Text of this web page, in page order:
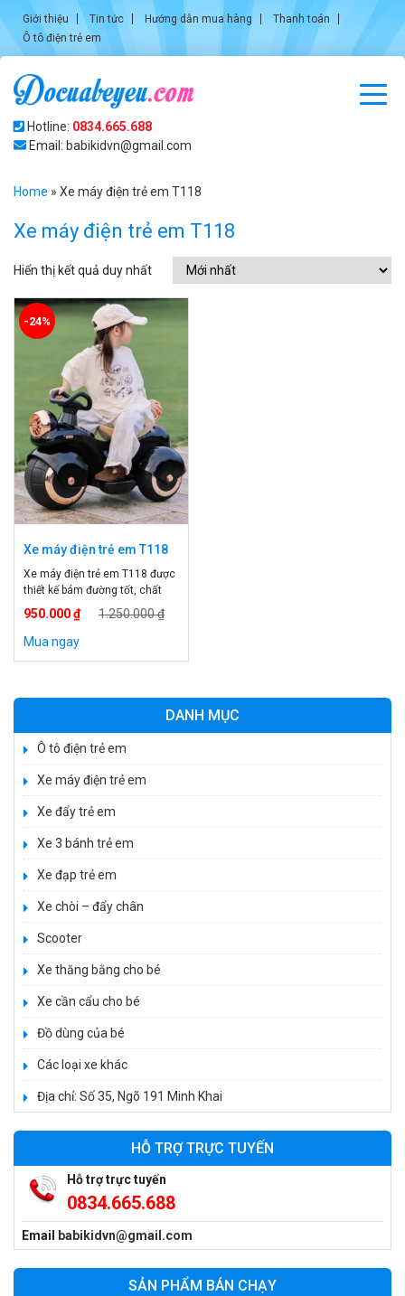
Giới thiệu Tin tức Hướng dẫn mua hàng
Thanh toán
Ô tô điện trẻ em
Hotline: 0834.665.688
Email: babikidvn@gmail.com
Home » Xe máy điện trẻ em T118
Xe máy điện trẻ em T118
Hiển thị kết quả duy nhất
Xe máy điện trẻ em T118
Xe máy điện trẻ em T118 được
thiết kế bám đường tốt, chất
nhựa an toàn cho bé, xe 3 bánh
cho bé tha hồ chải nghiệm mà
không sợ. Xe mô tô điện trẻ em
950.000 ₫
1.250.000 ₫
Mua ngay
-24%
DANH MỤC
Ô tô điện trẻ em
Xe máy điện trẻ em
Xe đẩy trẻ em
Xe 3 bánh trẻ em
Xe đạp trẻ em
Xe chòi – đẩy chân
Scooter
Xe thăng bằng cho bé
Xe cần cẩu cho bé
Đồ dùng của bé
Các loại xe khác
Địa chỉ: Số 35, Ngõ 191 Minh Khai
HỖ TRỢ TRỰC TUYẾN
Hỗ trợ trực tuyến
0834.665.688
Email babikidvn@gmail.com
SẢN PHẨM BÁN CHẠY
Xe 3 bánh đạp trẻ em FE-188
520.000 ₫
Xe 3 bánh trẻ em 968
550.000 ₫
Xe máy điện trẻ em vecpa XW02
950.000 ₫
1.250.000 ₫
Xe cần cẩu trẻ em KS-518
900.000 ₫